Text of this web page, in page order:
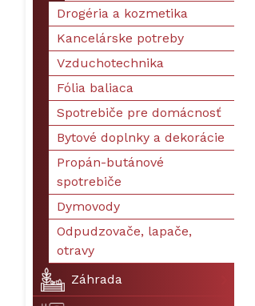
Drogéria a kozmetika
Kancelárske potreby
Vzduchotechnika
Fólia baliaca
Spotrebiče pre domácnosť
Bytové doplnky a dekorácie
Propán-butánové
spotrebiče
Dymovody
Odpudzovače, lapače,
otravy
Záhrada